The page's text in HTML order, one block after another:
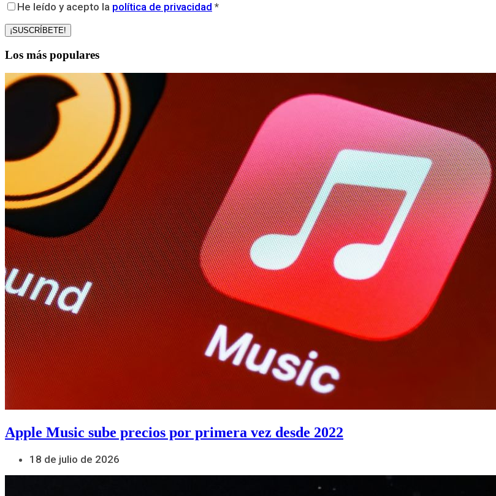
He leído y acepto la política de privacidad *
Los más populares
Apple Music sube precios por primera vez desde 2022
18 de julio de 2026